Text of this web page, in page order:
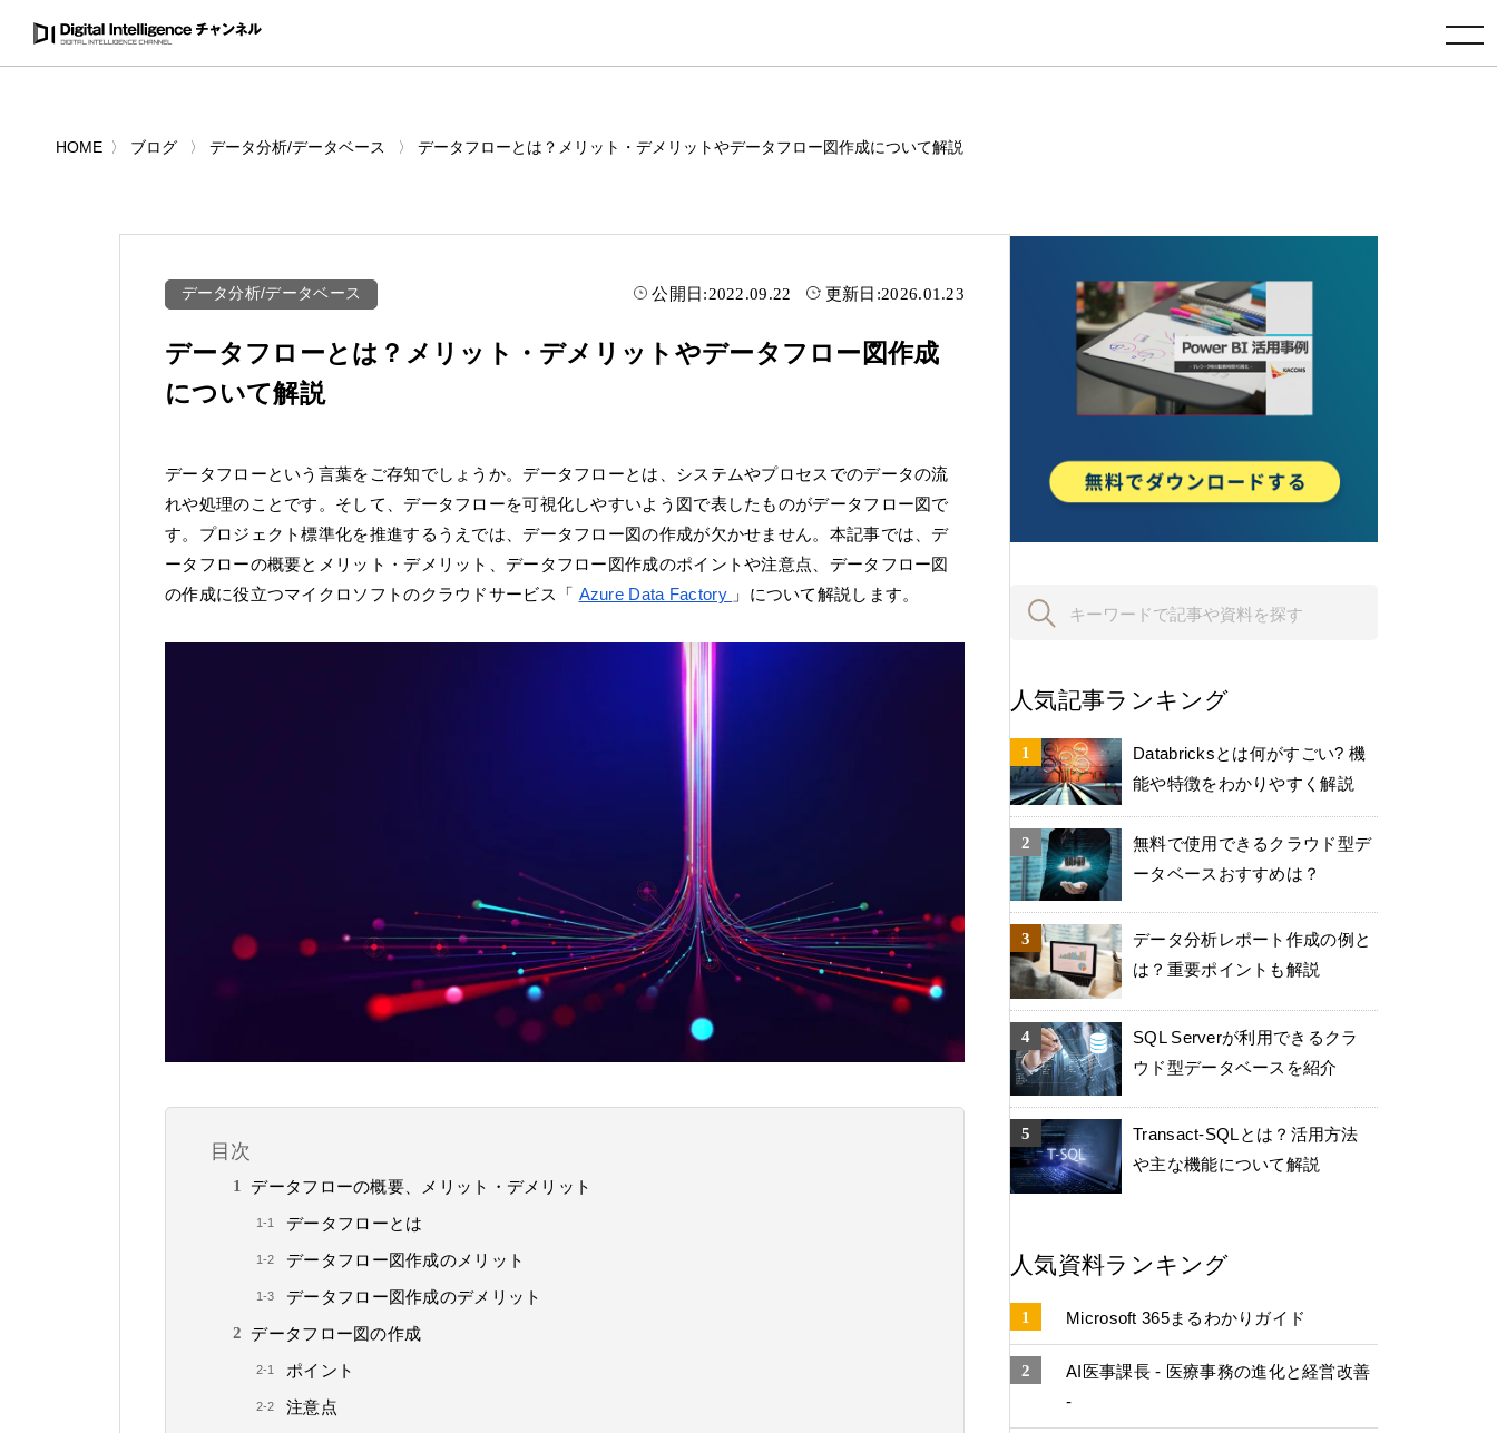
toggle navigation
HOME ブログ データ分析/データベース データフローとは？メリット・デメリットやデータフロー図作成について解説
データ分析/データベース 公開日:2022.09.22 更新日:2026.01.23
データフローとは？メリット・デメリットやデータフロー図作成
について解説
データフローという言葉をご存知でしょうか。データフローとは、システムやプロセスでのデータの流
れや処理のことです。そして、データフローを可視化しやすいよう図で表したものがデータフロー図で
す。プロジェクト標準化を推進するうえでは、データフロー図の作成が欠かせません。本記事では、デ
ータフローの概要とメリット・デメリット、データフロー図作成のポイントや注意点、データフロー図
の作成に役立つマイクロソフトのクラウドサービス「 Azure Data Factory 」について解説します。
目次
データフローの概要、メリット・デメリット
データフローとは
データフロー図作成のメリット
データフロー図作成のデメリット
データフロー図の作成
ポイント
注意点
人気記事ランキング
Databricksとは何がすごい? 機
能や特徴をわかりやすく解説
無料で使用できるクラウド型デ
ータベースおすすめは？
データ分析レポート作成の例と
は？重要ポイントも解説
SQL Serverが利用できるクラ
ウド型データベースを紹介
Transact-SQLとは？活用方法
や主な機能について解説
人気資料ランキング
Microsoft 365まるわかりガイド
AI医事課長 - 医療事務の進化と経営改善
-